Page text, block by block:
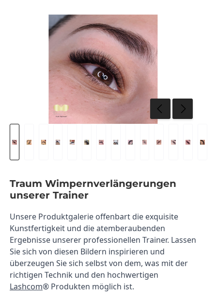
Traum Wimpernverlängerungen
unserer Trainer
Unsere Produktgalerie offenbart die exquisite
Kunstfertigkeit und die atemberaubenden
Ergebnisse unserer professionellen Trainer. Lassen
Sie sich von diesen Bildern inspirieren und
überzeugen Sie sich selbst von dem, was mit der
Lashcom® Produkten möglich ist.